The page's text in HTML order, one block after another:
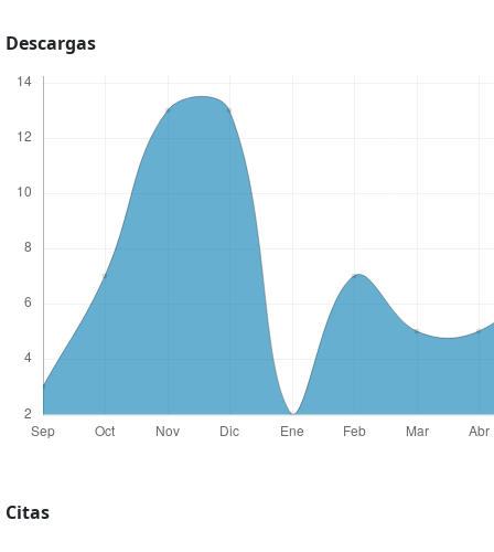
Descargas
Citas